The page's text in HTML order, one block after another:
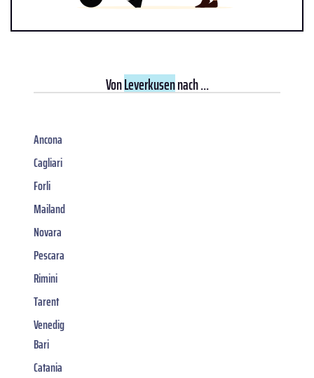
VonLeverkusennach ...
Ancona
Cagliari
Forli
Mailand
Novara
Pescara
Rimini
Tarent
Venedig
Bari
Catania